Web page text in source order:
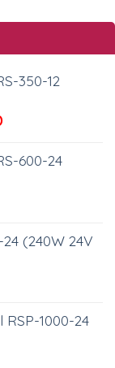
350-12
tại600-24
(240W 24V
1000-24